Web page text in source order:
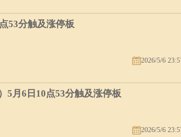
53分触及涨停板
2026/5/6
5月6日10点53分触及涨停板
2026/5/6